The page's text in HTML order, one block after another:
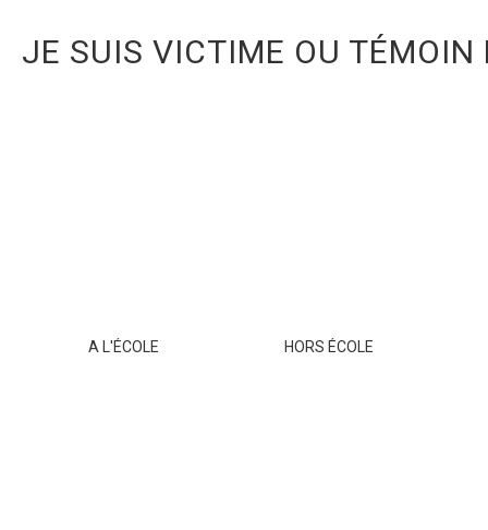
JE SUIS VICTIME OU TÉMOIN
A L'ÉCOLE HORS ÉCOLE